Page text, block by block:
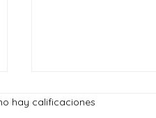
hay calificaciones